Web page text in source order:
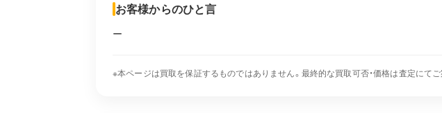
お客様からのひと言
ー
※本ページは買取を保証するものではありません。最終的な買取可否・価格は査定にてご